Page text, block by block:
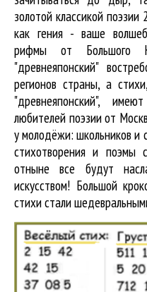
золотой классикой
как гения - ваше
рифмы от Большого
"древнеяпонский"
регионов страны, а
"древнеяпонский", имеют
любителей поэзии от
у молодёжи: школьников и
стихотворения и поэмы
отныне все будут
искусством! Большой
стихи стали